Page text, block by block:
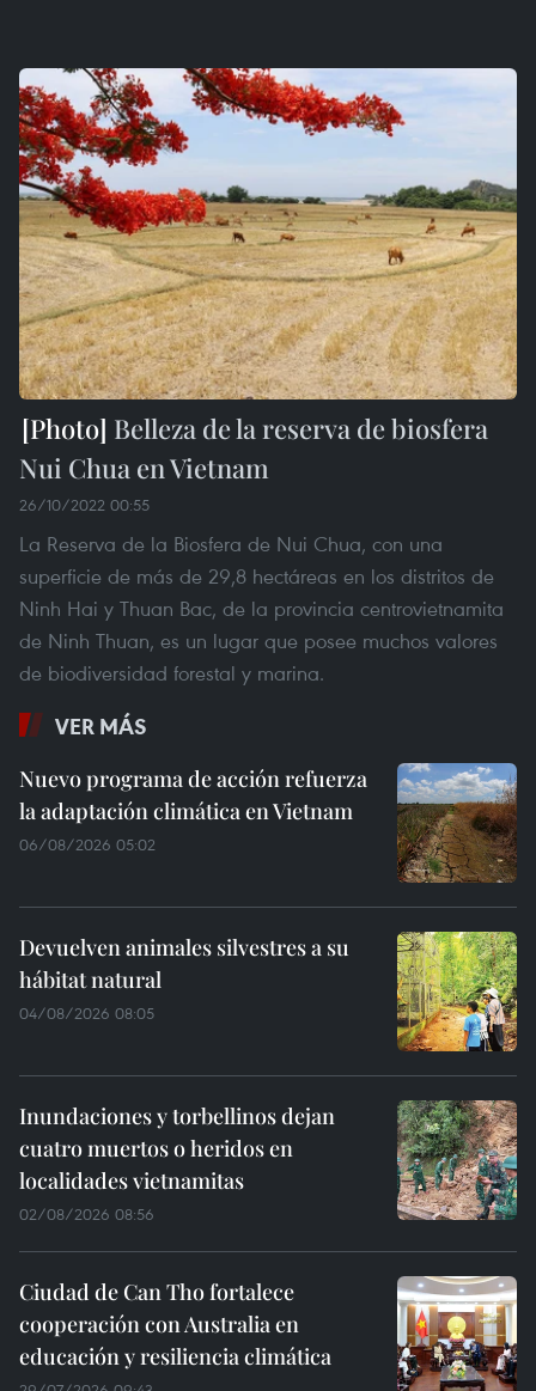
Belleza de la reserva de biosfera
Nui Chua en Vietnam
26/10/2022 00:55
La Reserva de la Biosfera de Nui Chua, con una
superficie de más de 29,8 hectáreas en los distritos de
Ninh Hai y Thuan Bac, de la provincia centrovietnamita
de Ninh Thuan, es un lugar que posee muchos valores
de biodiversidad forestal y marina.
VER MÁS
Nuevo programa de acción refuerza
la adaptación climática en Vietnam
06/08/2026 05:02
Devuelven animales silvestres a su
hábitat natural
04/08/2026 08:05
Inundaciones y torbellinos dejan
cuatro muertos o heridos en
localidades vietnamitas
02/08/2026 08:56
Ciudad de Can Tho fortalece
cooperación con Australia en
educación y resiliencia climática